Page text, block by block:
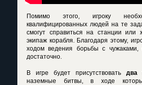
Помимо этого, игроку
квалифицированных людей на те
смогут справиться на станции или
экипаж корабля. Благодаря этому,
ходом ведения борьбы с чужаками,
достаточно.
В игре будет присутствовать два
наземные битвы, в ходе